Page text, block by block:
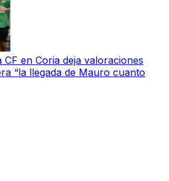
CF en Coria deja valoraciones
“la llegada de Mauro cuanto